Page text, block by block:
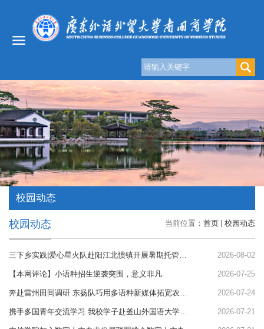
校园动态
当前位置： 首页 校园动态
校园动态
三下乡实践|爱心星火队赴阳江北惯镇开展暑期托管支教行动 2026-08-02
【本网评论】小语种招生逆袭突围，意义非凡 2026-07-25
奔赴雷州田间调研 东扬队巧用多语种新媒体拓宽农产品出海之路 2026-07-24
携手多国青年交流学习 我校学子赴釜山外国语大学开启海外研学 2026-07-21